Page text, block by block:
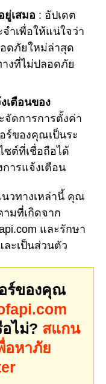
ยู่เสมอ : อัปเดต
ำเพื่อให้แน่ใจว่า
ดภัยใหม่ล่าสุด
างที่ไม่ปลอดภัย
เตือนของ
จัดการการตั้งค่า
ร์ของคุณเป็นระ
ซต์ที่เชื่อถือได้
ารแจ้งเตือน
วทางเหล่านี้ คุณ
มที่เกิดจาก
และรักษา
ะเป็นส่วนตัว
ร์ของคุณ
ไม่? สแกน
อหาภัย